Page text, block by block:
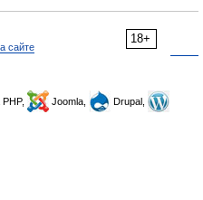
18+
сайте
Joomla,
Drupal,